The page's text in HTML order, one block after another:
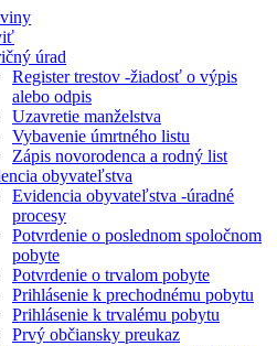
úrad
Register trestov -žiadosť o výpis
alebo odpis
Uzavretie manželstva
Vybavenie úmrtného listu
Zápis novorodenca a rodný list
obyvateľstva
Evidencia obyvateľstva -úradné
procesy
Potvrdenie o poslednom spoločnom
pobyte
Potvrdenie o trvalom pobyte
Prihlásenie k prechodnému pobytu
Prihlásenie k trvalému pobytu
Prvý občiansky preukaz